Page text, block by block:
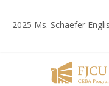
2025 Ms. Schaefer
輔大百年校慶｜進修部
為受災民眾祈禱，願平安
徵業務助理(需具備口譯